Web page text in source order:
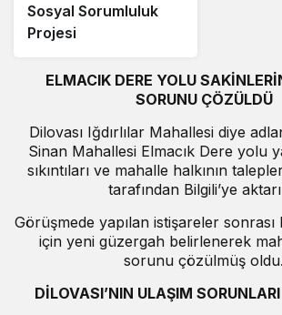
Sosyal Sorumluluk
Projesi
ELMACIK DERE YOLU
SORUNU ÇÖZÜLDÜ
Dilovası Iğdırlılar Mahallesi diye
Sinan Mahallesi Elmacık Dere yolu
sıkıntıları ve mahalle halkının
tarafından Bilgili’ye
Görüşmede yapılan istişareler
için yeni güzergah belirlenerek
sorunu çözülmüş oldu.
DİLOVASI’NIN ULAŞIM